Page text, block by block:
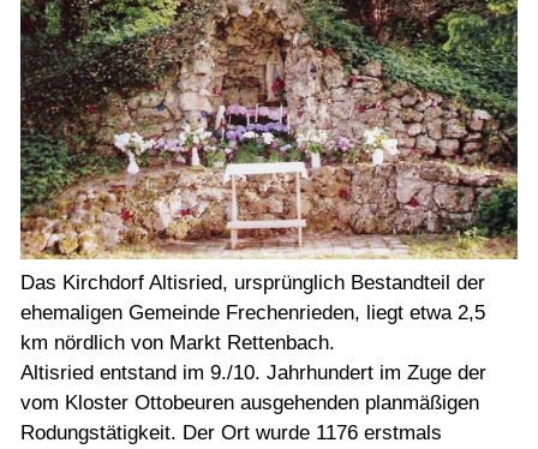
Das Kirchdorf Altisried, ursprünglich Bestandteil der
ehemaligen Gemeinde Frechenrieden, liegt etwa 2,5
km nördlich von Markt Rettenbach.
Altisried entstand im 9./10. Jahrhundert im Zuge der
vom Kloster Ottobeuren ausgehenden planmäßigen
Rodungstätigkeit. Der Ort wurde 1176 erstmals